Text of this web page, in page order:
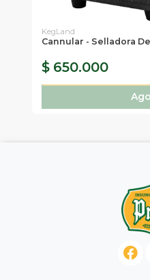
KegLand
Cannular - Selladora
$ 650.000